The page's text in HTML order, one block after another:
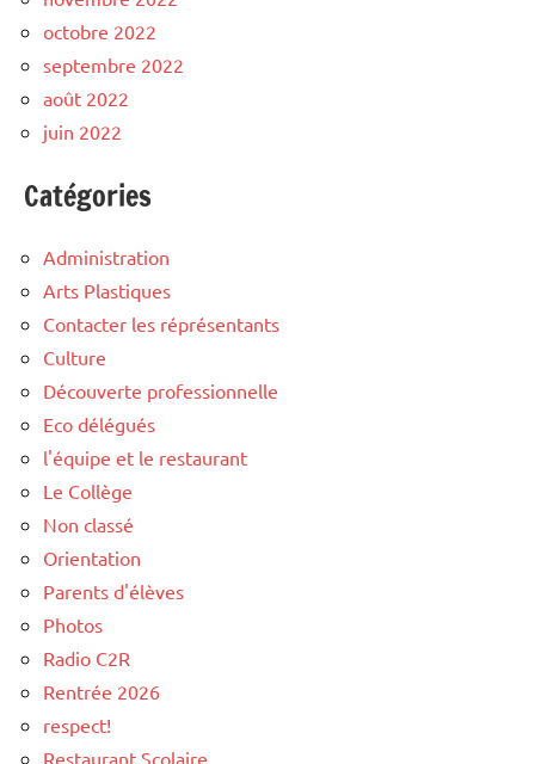
octobre 2022
septembre 2022
août 2022
juin 2022
Catégories
Administration
Arts Plastiques
Contacter les réprésentants
Culture
Découverte professionnelle
Eco délégués
l'équipe et le restaurant
Le Collège
Non classé
Orientation
Parents d'élèves
Photos
Radio C2R
Rentrée 2026
respect!
Restaurant Scolaire